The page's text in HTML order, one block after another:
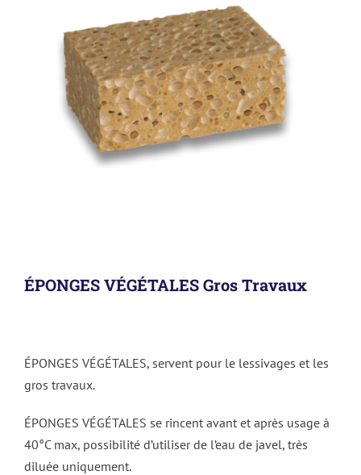
ÉPONGES VÉGÉTALES Gros Travaux
ÉPONGES VÉGÉTALES, servent pour le lessivages et les
gros travaux.
ÉPONGES VÉGÉTALES se rincent avant et après usage à
40°C max, possibilité d’utiliser de l’eau de javel, très
diluée uniquement.